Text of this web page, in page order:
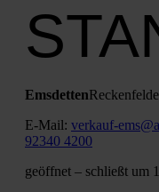
Ems­det­ten
E‑Mail: verkauf-
92340 4200
geöff­net – schließt um